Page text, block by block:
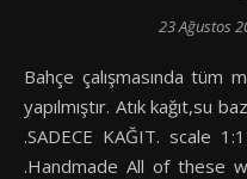
23 Ağustos
Bahçe çalışmasında tüm malzemeler kâğıt ve mukavvadan
yapılmıştır. Atık kağıt,su
.SADECE KAĞIT. scale
.Handmade All of these